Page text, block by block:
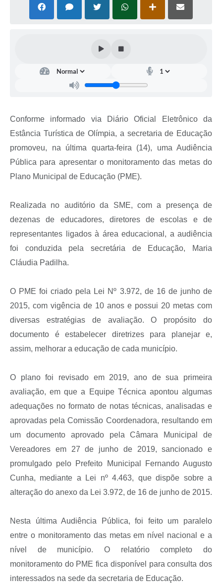
Conforme informado via Diário Oficial Eletrônico da
Estância Turística de Olímpia, a secretaria de Educação
promoveu, na última quarta-feira (14), uma Audiência
Pública para apresentar o monitoramento das metas do
Plano Municipal de Educação (PME).
Realizada no auditório da SME, com a presença de
dezenas de educadores, diretores de escolas e de
representantes ligados à área educacional, a audiência
foi conduzida pela secretária de Educação, Maria
Cláudia Padilha.
O PME foi criado pela Lei Nº 3.972, de 16 de junho de
2015, com vigência de 10 anos e possui 20 metas com
diversas estratégias de avaliação. O propósito do
documento é estabelecer diretrizes para planejar e,
assim, melhorar a educação de cada município.
O plano foi revisado em 2019, ano de sua primeira
avaliação, em que a Equipe Técnica apontou algumas
adequações no formato de notas técnicas, analisadas e
aprovadas pela Comissão Coordenadora, resultando em
um documento aprovado pela Câmara Municipal de
Vereadores em 27 de junho de 2019, sancionado e
promulgado pelo Prefeito Municipal Fernando Augusto
Cunha, mediante a Lei nº 4.463, que dispõe sobre a
alteração do anexo da Lei 3.972, de 16 de junho de 2015.
Nesta última Audiência Pública, foi feito um paralelo
entre o monitoramento das metas em nível nacional e a
nível de município. O relatório completo do
monitoramento do PME fica disponível para consulta dos
interessados na sede da secretaria de Educação.